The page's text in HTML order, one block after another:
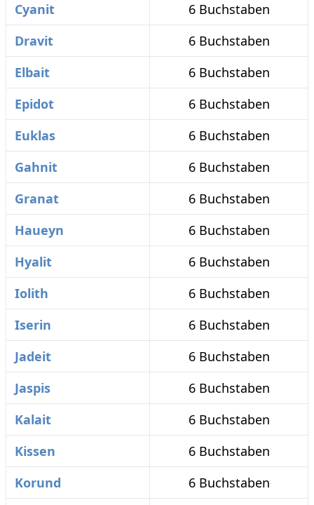
Cyanit
6 Buchstaben
Dravit
6 Buchstaben
Elbait
6 Buchstaben
Epidot
6 Buchstaben
Euklas
6 Buchstaben
Gahnit
6 Buchstaben
Granat
6 Buchstaben
Haueyn
6 Buchstaben
Hyalit
6 Buchstaben
Iolith
6 Buchstaben
Iserin
6 Buchstaben
Jadeit
6 Buchstaben
Jaspis
6 Buchstaben
Kalait
6 Buchstaben
Kissen
6 Buchstaben
Korund
6 Buchstaben